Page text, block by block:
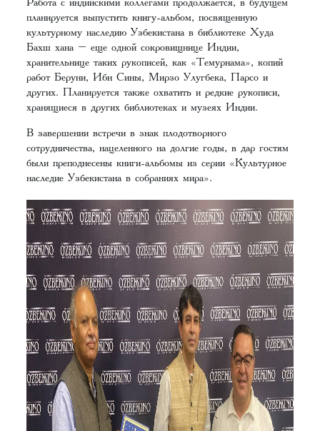
планируется выпустить книгу-альбом, посвященную
культурному наследию Узбекистана в библиотеке Худа
Бахш хана – еще одной сокровищнице Индии,
хранительнице таких рукописей, как «Темурнама», копий
работ Беруни, Ибн Сины, Мирзо Улугбека, Парсо и
других. Планируется также охватить и редкие рукописи,
хранящиеся в других библиотеках и музеях Индии.
В завершении встречи в знак плодотворного
сотрудничества, нацеленного на долгие годы, в дар гостям
были преподнесены книги-альбомы из серии «Культурное
наследие Узбекистана в собраниях мира».